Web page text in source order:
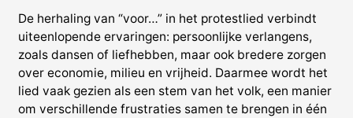
De herhaling van “voor…” in het protestlied verbindt
uiteenlopende ervaringen: persoonlijke verlangens,
zoals dansen of liefhebben, maar ook bredere zorgen
over economie, milieu en vrijheid. Daarmee wordt het
lied vaak gezien als een stem van het volk, een manier
om verschillende frustraties samen te brengen in één